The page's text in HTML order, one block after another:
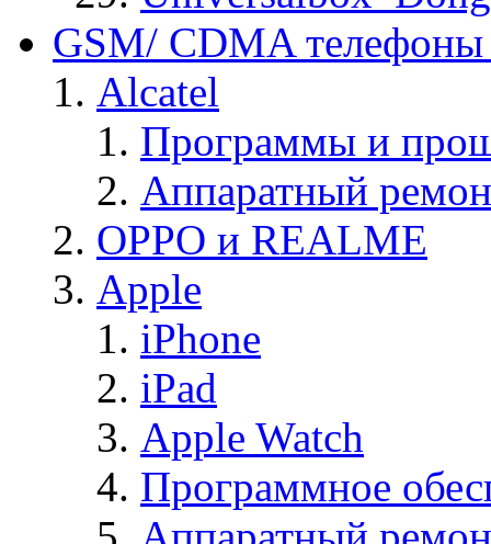
GSM/ CDMA
Alcatel
Программы и
Аппаратный
OPPO и REALME
Apple
iPhone
iPad
Apple Watch
Программное